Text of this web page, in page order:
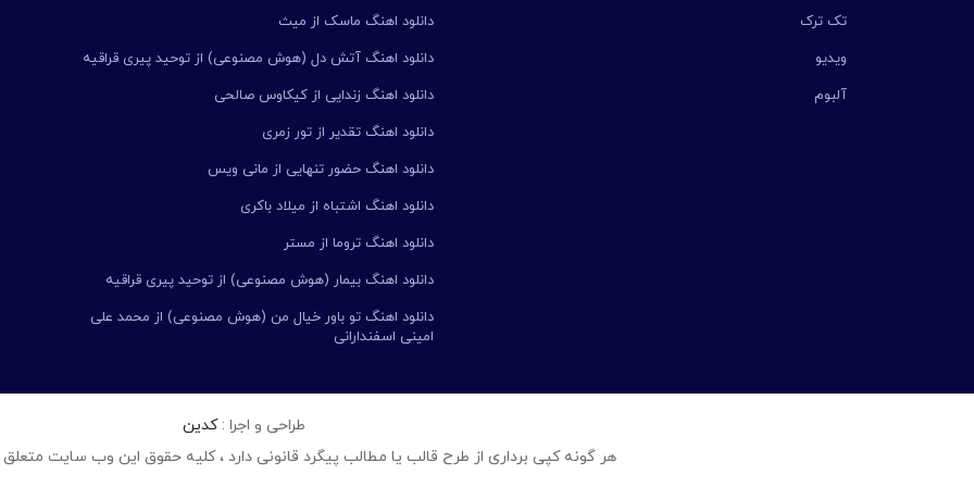
تک ترک
ویدیو
آلبوم
دانلود اهنگ ماسک از میث
دانلود اهنگ آتش دل (هوش مصنوعی) از توحید پیری قراقیه
دانلود اهنگ زندایی از کیکاوس صالحی
دانلود اهنگ تقدیر از تور زمری
دانلود اهنگ حضور تنهایی از مانی ویس
دانلود اهنگ اشتباه از میلاد باکری
دانلود اهنگ تروما از مستر
دانلود اهنگ بیمار (هوش مصنوعی) از توحید پیری قراقیه
دانلود اهنگ تو باور خیال من (هوش مصنوعی) از محمد علی
امینی اسفندارانی
طراحی و اجرا :کدین
هر گونه کپی برداری از طرح قالب یا مطالب پیگرد قانونی دارد ، کلیه حقوق این وب سایت